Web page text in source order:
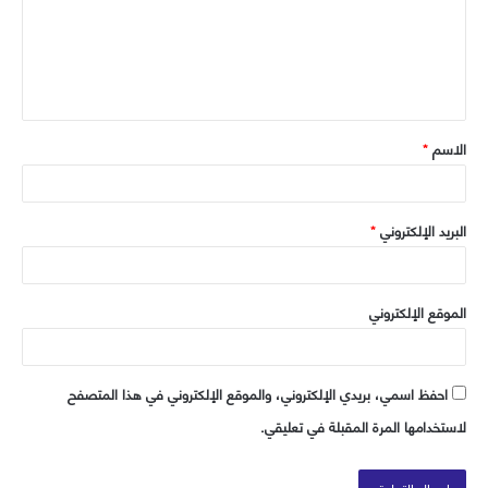
ق
*
الاسم*
البريد الإلكتروني*
الموقع الإلكتروني
احفظ اسمي، بريدي الإلكتروني، والموقع الإلكتروني في هذا المتصفح
لاستخدامها المرة المقبلة في تعليقي.